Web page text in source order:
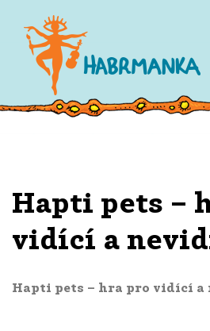
Hapti pets –
vidící a
Hapti pets – hra pro vidící a